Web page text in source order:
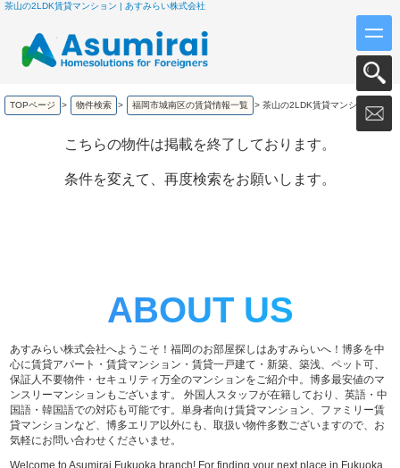
茶山の2LDK賃貸マンション | あすみらい株式会社
TOPページ > 物件検索 > 福岡市城南区の賃貸情報一覧 > 茶山の2LDK賃貸マンション
こちらの物件は掲載を終了しております。
条件を変えて、再度検索をお願いします。
ABOUT US
あすみらい株式会社へようこそ！福岡のお部屋探しはあすみらいへ！博多を中
心に賃貸アパート・賃貸マンション・賃貸一戸建て・新築、築浅、ペット可、
保証人不要物件・セキュリティ万全のマンションをご紹介中。博多最安値のマ
ンスリーマンションもございます。 外国人スタッフが在籍しており、英語・中
国語・韓国語での対応も可能です。単身者向け賃貸マンション、ファミリー賃
貸マンションなど、博多エリア以外にも、取扱い物件多数ございますので、お
気軽にお問い合わせくださいませ。
Welcome to Asumirai Fukuoka branch! For finding your next place in Fukuoka,